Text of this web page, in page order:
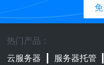
热门产品：
云服务器
服务器托管